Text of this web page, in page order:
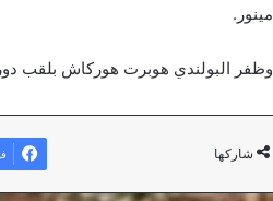
مينور.
وظفر البولندي هوبرت هوركاش بلقب
شاركها